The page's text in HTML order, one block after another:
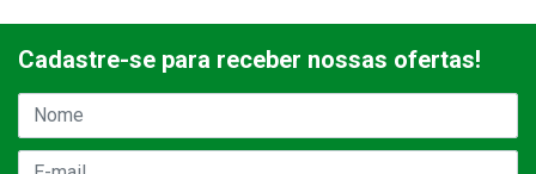
Cadastre-se para receber nossas ofertas!